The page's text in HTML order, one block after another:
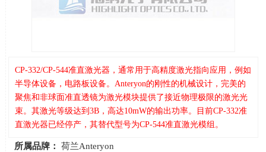
CP-332/CP-544准直激光器，通常用于高精度激光指向应用，例如
半导体设备，电路板设备。Anteryon的刚性的机械设计，完美的
聚焦和非球面准直透镜为激光模块提供了接近物理极限的激光光
束。其激光等级达到3B，高达10mW的输出功率。目前CP-332准
直激光器已经停产，其替代型号为CP-544准直激光模组。
所属品牌：
荷兰Anteryon